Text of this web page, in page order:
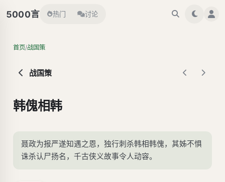
5000言 热门 讨论
首页/战国策
战国策
韩傀相韩
聂政为报严遂知遇之恩，独行刺杀韩相韩傀，其姊不惧
诛杀认尸扬名，千古侠义故事令人动容。